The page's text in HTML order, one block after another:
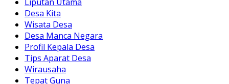
Desa Kita
Wisata Desa
Desa Manca Negara
Profil Kepala Desa
Tips Aparat Desa
Wirausaha
Tepat Guna